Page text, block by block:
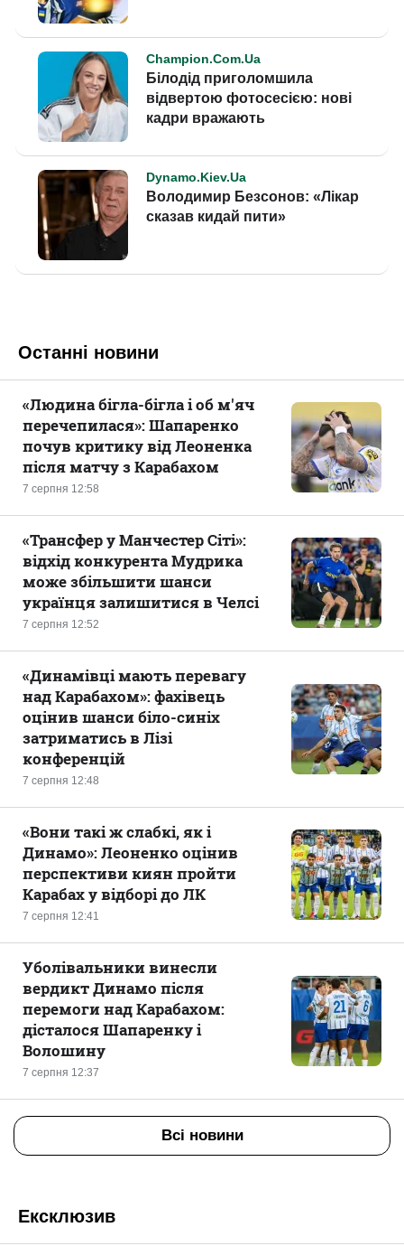
Останні новини
7 серпня 12:58
«Людина бігла-бігла і об м'яч
перечепилася»: Шапаренко
почув критику від Леоненка
після матчу з Карабахом
7 серпня 12:52
«Трансфер у Манчестер Сіті»:
відхід конкурента Мудрика
може збільшити шанси
українця залишитися в Челсі
7 серпня 12:48
«Динамівці мають перевагу
над Карабахом»: фахівець
оцінив шанси біло-синіх
затриматись в Лізі
конференцій
7 серпня 12:41
«Вони такі ж слабкі, як і
Динамо»: Леоненко оцінив
перспективи киян пройти
Карабах у відборі до ЛК
7 серпня 12:37
Уболівальники винесли
вердикт Динамо після
перемоги над Карабахом:
дісталося Шапаренку і
Волошину
Всі новини
Ексклюзив